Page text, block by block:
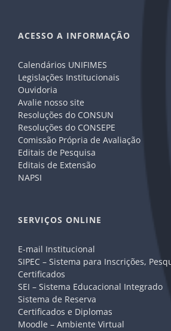
ACESSO A INFORMAÇÃO
Calendários UNIFIMES
Legislações Institucionais
Ouvidoria
Avalie nosso site
Resoluções do CONSUN
Resoluções do CONSEPE
Comissão Própria de Avaliação
Editais de Pesquisa
Editais de Extensão
NAPSI
SERVIÇOS ONLINE
E-mail Institucional
SIPEC – Sistema para Inscrições,
Certificados
SEI – Sistema Educacional Integrado
Sistema de Reserva
Certificados e Diplomas
Moodle – Ambiente Virtual